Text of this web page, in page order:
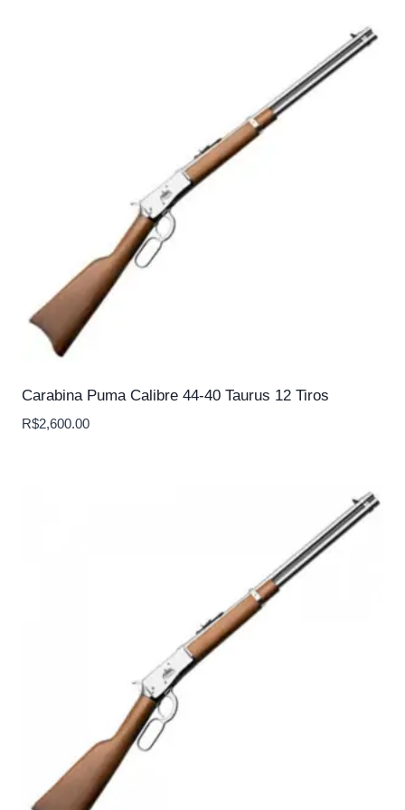
Carabina Puma Calibre 44-40 Taurus 12 Tiros
R$2,600.00